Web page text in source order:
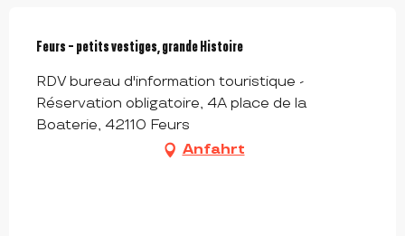
Feurs - petits vestiges, grande Histoire
RDV bureau d'information touristique -
Réservation obligatoire, 4A place de la
Boaterie, 42110 Feurs
Anfahrt